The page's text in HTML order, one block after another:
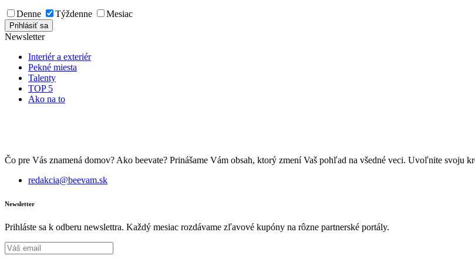
Denne Týždenne Mesiac
Newsletter
Interiér a exteriér
Pekné miesta
Talenty
TOP 5
Ako na to
Čo pre Vás znamená domov? Ako beevate? Prinášame Vám obsah, ktorý zmení Vaš pohľad na všedné veci. Uvoľnite svoju
redakcia@beevam.sk
Newsletter
Prihláste sa k odberu newslettra. Každý mesiac rozdávame zľavové kupóny na rôzne partnerské portály.